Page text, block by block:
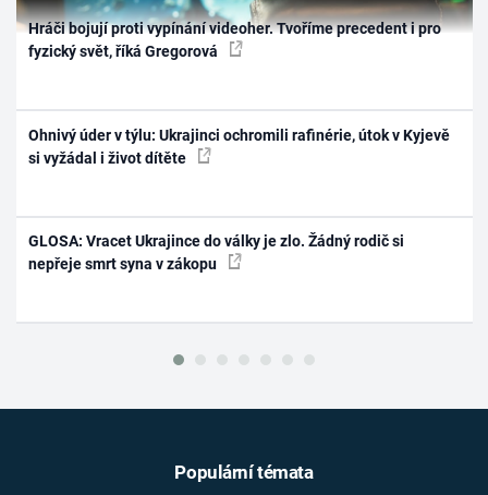
Hráči bojují proti vypínání videoher. Tvoříme precedent i pro
fyzický svět, říká Gregorová
Ohnivý úder v týlu: Ukrajinci ochromili rafinérie, útok v Kyjevě
si vyžádal i život dítěte
GLOSA: Vracet Ukrajince do války je zlo. Žádný rodič si
nepřeje smrt syna v zákopu
Populární témata